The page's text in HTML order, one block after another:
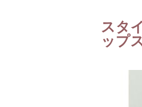
スタ
ップ